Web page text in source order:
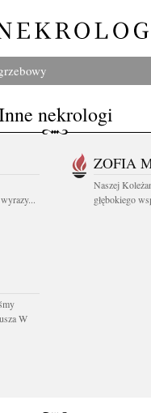
nekrologi
ZOFIA
Naszej
głębokiego
W